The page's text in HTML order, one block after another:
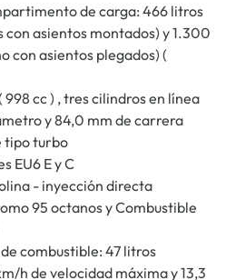
de carga: 466 litros
con asientos montados) y 1.300
con asientos plegados) (
cc ) , tres cilindros en línea
y 84,0 mm de carrera
tipo turbo
EU6 E y C
- inyección directa
95 octanos y Combustible
combustible: 47 litros
h de velocidad máxima y 13,3